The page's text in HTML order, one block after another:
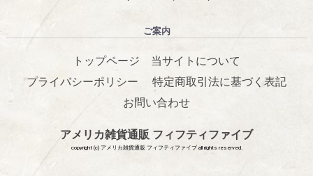
ご案内
トップページ
当サイトについて
プライバシーポリシー
特定商取引法に基づく表記
お問い合わせ
アメリカ雑貨通販 フィフティファイブ
copyright (c) アメリカ雑貨通販 フィフティファイブ all rights reserved.